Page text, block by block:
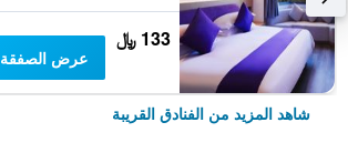
133 ﷼
عرض الصفقة
شاهد المزيد من الفنادق القريبة